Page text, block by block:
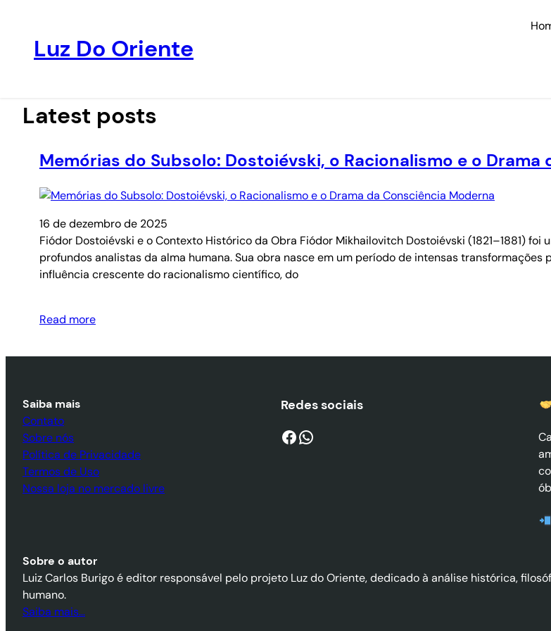
conteúdo
Luz Do Oriente
Latest posts
Memórias do Subsolo: Dostoiévski, o Racionalismo e o
16 de dezembro de 2025
Fiódor Dostoiévski e o Contexto Histórico da Obra Fiódor Mikhailovitch Dostoiévski (1821–1881)
profundos analistas da alma humana. Sua obra nasce em um período de intensas
influência crescente do racionalismo científico, do
Read more
Saiba mais
Contato
Sobre nós
Política de Privacidade
Termos de Uso
Nossa loja no mercado livre
Redes sociais
Facebook WhatsApp
Sobre o autor
Luiz Carlos Burigo é editor responsável pelo projeto Luz do Oriente, dedicado à análise histórica,
humano.
Saiba mais…